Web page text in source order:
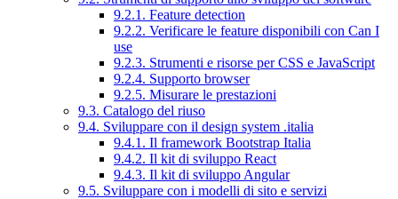
9.2.1. Feature detection
9.2.2. Verificare le feature disponibili con Can I
use
9.2.3. Strumenti e risorse per CSS e JavaScript
9.2.4. Supporto browser
9.2.5. Misurare le prestazioni
9.3. Catalogo del riuso
9.4. Sviluppare con il design system .italia
9.4.1. Il framework Bootstrap Italia
9.4.2. Il kit di sviluppo React
9.4.3. Il kit di sviluppo Angular
9.5. Sviluppare con i modelli di sito e servizi